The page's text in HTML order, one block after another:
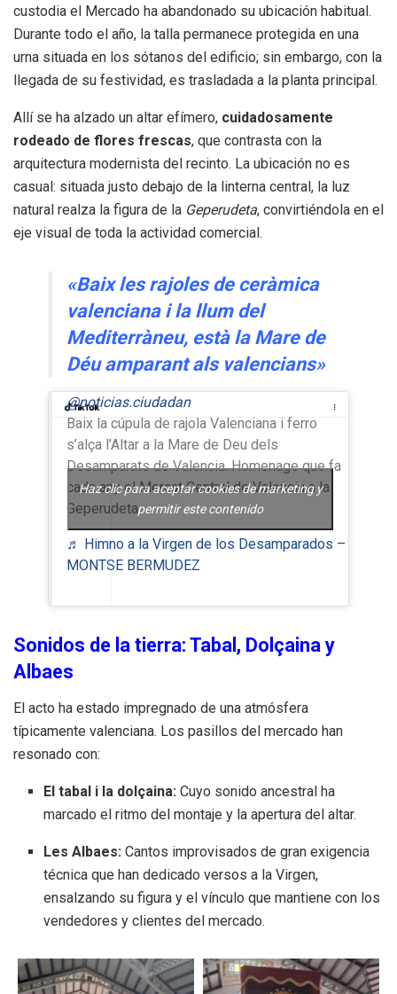
custodia el Mercado ha abandonado su ubicación habitual.
Durante todo el año, la talla permanece protegida en una
urna situada en los sótanos del edificio; sin embargo, con la
llegada de su festividad, es trasladada a la planta principal.
Allí se ha alzado un altar efímero, cuidadosamente
rodeado de flores frescas, que contrasta con la
arquitectura modernista del recinto. La ubicación no es
casual: situada justo debajo de la linterna central, la luz
natural realza la figura de la Geperudeta, convirtiéndola en el
eje visual de toda la actividad comercial.
«Baix les rajoles de ceràmica
valenciana i la llum del
Mediterràneu, està la Mare de
Déu amparant als valencians»
@noticias.ciudadan
Baix la cúpula de rajola Valenciana i ferro
s’alça l’Altar a la Mare de Deu dels
Desamparats de Valencia. Homenage que fa
cada any el Mercat Central de Valencia a la
Geperudeta
♬ Himno a la Virgen de los Desamparados –
MONTSE BERMUDEZ
Haz clic para aceptar cookies de marketing y
permitir este contenido
Sonidos de la tierra: Tabal, Dolçaina y
Albaes
El acto ha estado impregnado de una atmósfera
típicamente valenciana. Los pasillos del mercado han
resonado con:
El tabal i la dolçaina: Cuyo sonido ancestral ha
marcado el ritmo del montaje y la apertura del altar.
Les Albaes: Cantos improvisados de gran exigencia
técnica que han dedicado versos a la Virgen,
ensalzando su figura y el vínculo que mantiene con los
vendedores y clientes del mercado.